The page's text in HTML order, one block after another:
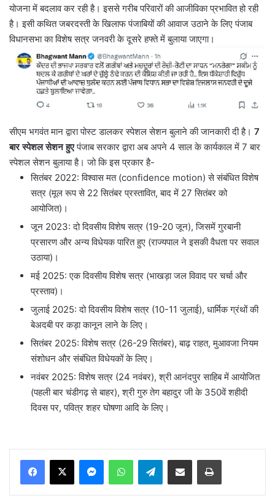
योजना में बदलाव कर रही है। इससे गरीब परिवारों की आजीविका प्रभावित हो रही
है। इसी कथित जबरदस्ती के खिलाफ पंजाबियों की आवाज उठाने के लिए पंजाब
विधानसभा का विशेष सत्र जनवरी के दूसरे हफ्ते में बुलाया जाएगा।
सीएम भगवंत मान द्वारा पोस्ट डालकर स्पेशल सेशन बुलाने की जानकारी दी है। 7
बार स्पेशल सेशन हुएपंजाब सरकार द्वारा अब अपने 4 साल के कार्यकाल में 7 बार
स्पेशल सेशन बुलाया है। जो कि इस प्रकार है-
सितंबर 2022: विश्वास मत (confidence motion) से संबंधित विशेष
सत्र (मूल रूप से 22 सितंबर प्रस्तावित, बाद में 27 सितंबर को
आयोजित)।
जून 2023: दो दिवसीय विशेष सत्र (19-20 जून), जिसमें गुरबानी
प्रसारण और अन्य विधेयक पारित हुए (राज्यपाल ने इसकी वैधता पर सवाल
उठाया)।
मई 2025: एक दिवसीय विशेष सत्र (भाखड़ा जल विवाद पर चर्चा और
प्रस्ताव)।
जुलाई 2025: दो दिवसीय विशेष सत्र (10-11 जुलाई), धार्मिक ग्रंथों की
बेअदबी पर कड़ा कानून लाने के लिए।
सितंबर 2025: विशेष सत्र (26-29 सितंबर), बाढ़ राहत, मुआवजा नियम
संशोधन और संबंधित विधेयकों के लिए।
नवंबर 2025: विशेष सत्र (24 नवंबर), श्री आनंदपुर साहिब में आयोजित
(पहली बार चंडीगढ़ से बाहर), श्री गुरु तेग बहादुर जी के 350वें शहीदी
दिवस पर, पवित्र शहर घोषणा आदि के लिए।
MessengerWhatsAppTelegramShare via Email Print